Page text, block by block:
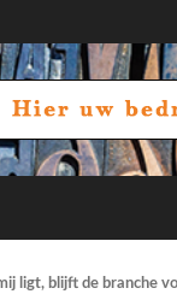
ligt, blijft de branche